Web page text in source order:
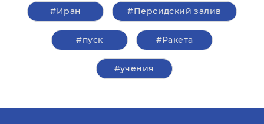
#Иран #Персидский залив
#пуск #Ракета
#учения